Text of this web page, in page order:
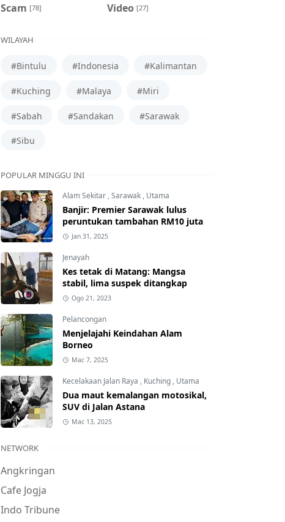
Scam [78] Video [27]
WILAYAH
#Bintulu #Indonesia #Kalimantan
#Kuching #Malaya #Miri
#Sabah #Sandakan #Sarawak
#Sibu
POPULAR MINGGU INI
Alam Sekitar ,Sarawak , Utama
Banjir: Premier Sarawak lulus
peruntukan tambahan RM10 juta
Jan 31, 2025
Jenayah
Kes tetak di Matang: Mangsa
stabil, lima suspek ditangkap
Ogo 21, 2023
Pelancongan
Menjelajahi Keindahan Alam
Borneo
Mac 7, 2025
Kecelakaan Jalan Raya , Kuching , Utama
Dua maut kemalangan motosikal,
SUV di Jalan Astana
Mac 13, 2025
NETWORK
Angkringan
Cafe Jogja
Indo Tribune